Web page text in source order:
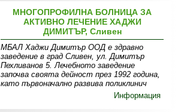
МНОГОПРОФИЛНА БОЛНИЦА ЗА
АКТИВНО ЛЕЧЕНИЕ ХАДЖИ
ДИМИТЪР, Сливен
МБАЛ Хаджи Димитър ООД е здравно
заведение в град Сливен, ул. Димитър
Пехливанов 5. Лечебното заведение
започва своята дейност през 1992 година,
като първоначално развива поликлинич
Информация